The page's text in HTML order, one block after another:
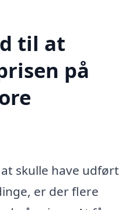
til at
på
skulle have udført
er der flere